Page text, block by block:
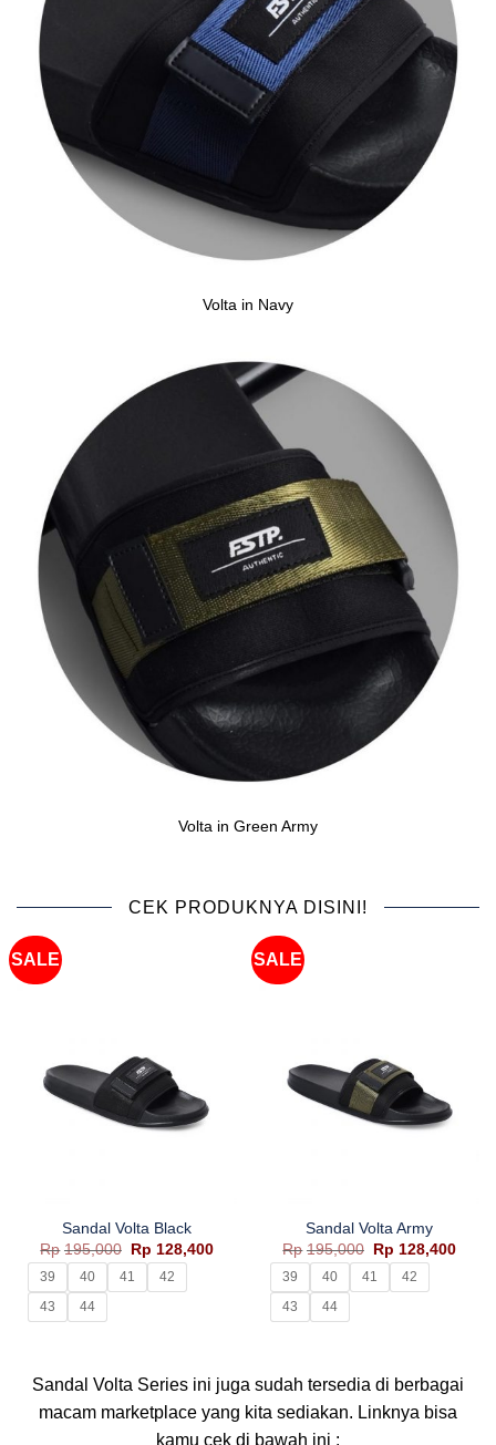
Volta in Navy
Volta in Green Army
CEK PRODUKNYA DISINI!
SALE
Sandal Volta Black
Rp 195,000
Harga
aslinya
adalah:
Rp195,000.
Rp 128,400Harga
Rp128,400.
39 40 41
42
43
44
SALE
Sandal Volta Army
Rp 195,000
Harga
aslinya
adalah:
Rp195,000.
Rp 128,400
39 40 41
42
43
44
Sandal Volta Series ini juga sudah tersedia di berbagai
macam marketplace yang kita sediakan. Linknya bisa
kamu cek di bawah ini :